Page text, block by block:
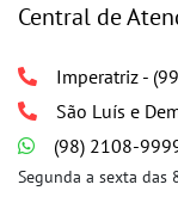
Central de
Imperatriz -
São Luís e
(98) 2108-
Segunda a sexta das